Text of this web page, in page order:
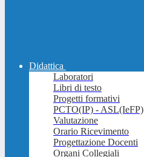
Didattica
Laboratori
Libri di testo
Progetti formativi
PCTO(IP) - ASL(IeFP)
Valutazione
Orario Ricevimento
Progettazione Docenti
Organi Collegiali